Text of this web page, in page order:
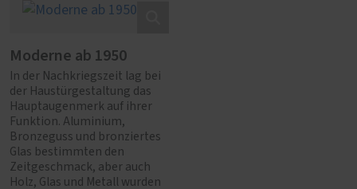
Moderne ab 1950
In der Nachkriegszeit lag bei
der Haustürgestaltung das
Hauptaugenmerk auf ihrer
Funktion. Aluminium,
Bronzeguss und bronziertes
Glas bestimmten den
Zeitgeschmack, aber auch
Holz, Glas und Metall wurden